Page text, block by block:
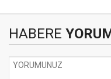
HABERE